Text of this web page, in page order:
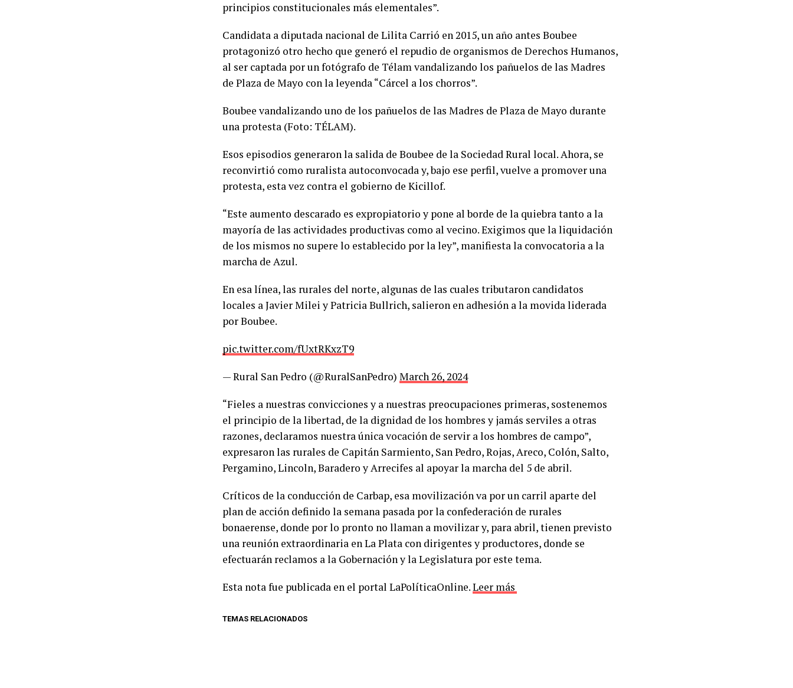
principios constitucionales más elementales”.
Candidata a diputada nacional de Lilita Carrió en 2015, un año antes Boubee
protagonizó otro hecho que generó el repudio de organismos de Derechos Humanos,
al ser captada por un fotógrafo de Télam vandalizando los pañuelos de las Madres
de Plaza de Mayo con la leyenda “Cárcel a los chorros”.
Boubee vandalizando uno de los pañuelos de las Madres de Plaza de Mayo durante
una protesta (Foto: TÉLAM).
Esos episodios generaron la salida de Boubee de la Sociedad Rural local. Ahora, se
reconvirtió como ruralista autoconvocada y, bajo ese perfil, vuelve a promover una
protesta, esta vez contra el gobierno de Kicillof.
“Este aumento descarado es expropiatorio y pone al borde de la quiebra tanto a la
mayoría de las actividades productivas como al vecino. Exigimos que la liquidación
de los mismos no supere lo establecido por la ley”, manifiesta la convocatoria a la
marcha de Azul.
En esa línea, las rurales del norte, algunas de las cuales tributaron candidatos
locales a Javier Milei y Patricia Bullrich, salieron en adhesión a la movida liderada
por Boubee.
pic.twitter.com/fUxtRKxzT9
— Rural San Pedro (@RuralSanPedro) March 26, 2024
“Fieles a nuestras convicciones y a nuestras preocupaciones primeras, sostenemos
el principio de la libertad, de la dignidad de los hombres y jamás serviles a otras
razones, declaramos nuestra única vocación de servir a los hombres de campo”,
expresaron las rurales de Capitán Sarmiento, San Pedro, Rojas, Areco, Colón, Salto,
Pergamino, Lincoln, Baradero y Arrecifes al apoyar la marcha del 5 de abril.
Críticos de la conducción de Carbap, esa movilización va por un carril aparte del
plan de acción definido la semana pasada por la confederación de rurales
bonaerense, donde por lo pronto no llaman a movilizar y, para abril, tienen previsto
una reunión extraordinaria en La Plata con dirigentes y productores, donde se
efectuarán reclamos a la Gobernación y la Legislatura por este tema.
Esta nota fue publicada en el portal LaPolíticaOnline.Leer más
TEMAS RELACIONADOS